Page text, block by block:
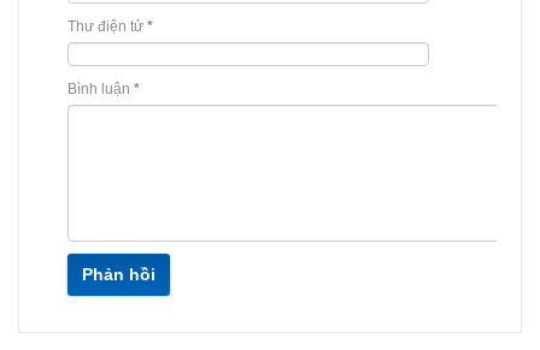
Thư điện tử *
Bình luận *
Phản hồi